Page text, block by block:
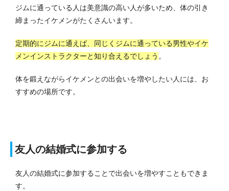
ジムに通っている人は美意識の高い人が多いため、体の引き
締まったイケメンがたくさんいます。
定期的にジムに通えば、同じくジムに通っている男性やイケ
メンインストラクターと知り合えるでしょう 。
体を鍛えながらイケメンとの出会いを増やしたい人には、お
すすめの場所です。
友人の結婚式に参加する
友人の結婚式に参加することで出会いを増やすこともできま
す。